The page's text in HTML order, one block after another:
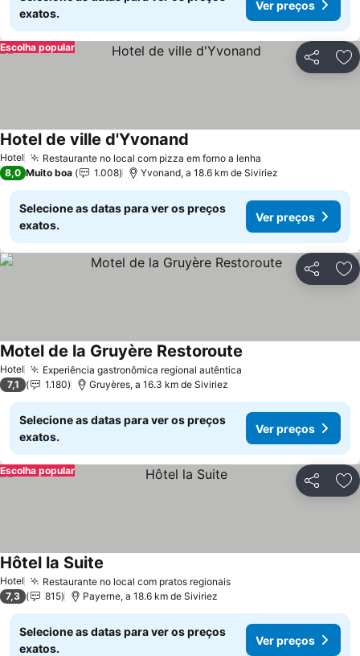
exatos.
Ver preços
Partilhar
Escolha popular
Hotel Restaurante no local com pizza em forno a lenha
Hotel de ville d'Yvonand
8,0 Muito boa 1.008 Yvonand, a 18.6 km de Siviriez
Selecione as datas para ver os preços
exatos.
Ver preços
Partilhar
Hotel Experiência gastronômica regional autêntica
Motel de la Gruyère Restoroute
7,1 1.180 Gruyères, a 16.3 km de Siviriez
Selecione as datas para ver os preços
exatos.
Ver preços
Partilhar
Escolha popular
Hotel Restaurante no local com pratos regionais
Hôtel la Suite
7,3 815 Payerne, a 18.6 km de Siviriez
Selecione as datas para ver os preços
exatos.
Ver preços